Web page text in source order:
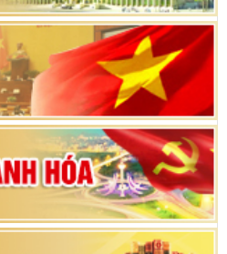
hội Việt Nam: vì lợi ích Nhân dân,
của đất nước
nội dung Đại hội đại biểu
Hóa lần thứ XX, nhiệm kỳ
Đảng bộ xã Yên Thọ lần thứ I,
– 2030